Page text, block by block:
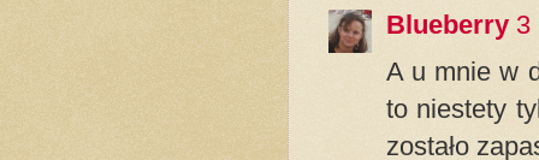
Blueberry 3
A u mnie w
to niestety
zostało